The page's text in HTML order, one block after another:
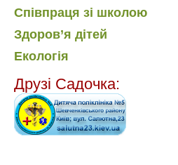
Співпраця зі школою
Здоров’я дітей
Екологія
Друзі Садочка: